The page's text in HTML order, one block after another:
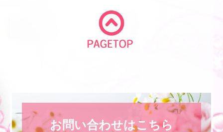
お問い合わせはこちら